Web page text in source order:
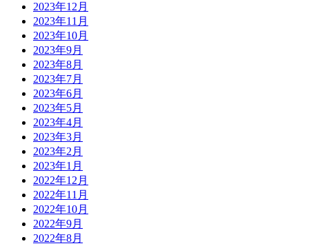
2023年12月
2023年11月
2023年10月
2023年9月
2023年8月
2023年7月
2023年6月
2023年5月
2023年4月
2023年3月
2023年2月
2023年1月
2022年12月
2022年11月
2022年10月
2022年9月
2022年8月